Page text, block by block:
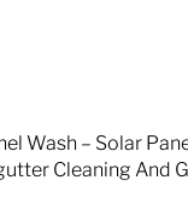
Wash – Solar
Cleaning And